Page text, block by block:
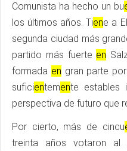
Comunista ha hecho un bu
los últimos años. Tiene a
segunda ciudad más
partido más fuerte en
formada en gran parte
suficientemente estables
perspectiva de futuro que
Por cierto, más de cincu
treinta años votaron al